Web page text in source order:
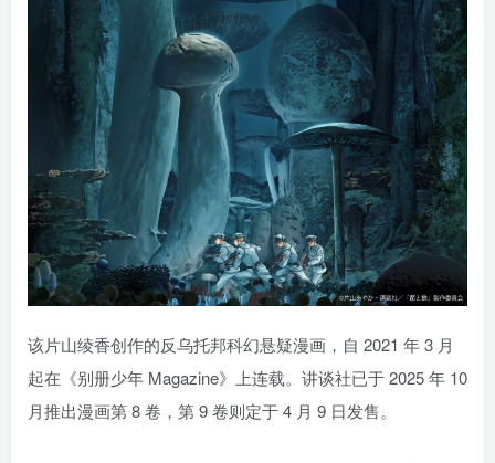
该片山绫香创作的反乌托邦科幻悬疑漫画，自 2021 年 3 月
起在《别册少年 Magazine》上连载。讲谈社已于 2025 年 10
月推出漫画第 8 卷，第 9 卷则定于 4 月 9 日发售。